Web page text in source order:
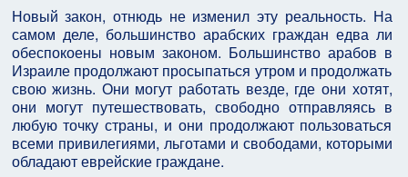
Новый закон, отнюдь не изменил эту реальность. На
самом деле, большинство арабских граждан едва ли
обеспокоены новым законом. Большинство арабов в
Израиле продолжают просыпаться утром и продолжать
свою жизнь. Они могут работать везде, где они хотят,
они могут путешествовать, свободно отправляясь в
любую точку страны, и они продолжают пользоваться
всеми привилегиями, льготами и свободами, которыми
обладают еврейские граждане.